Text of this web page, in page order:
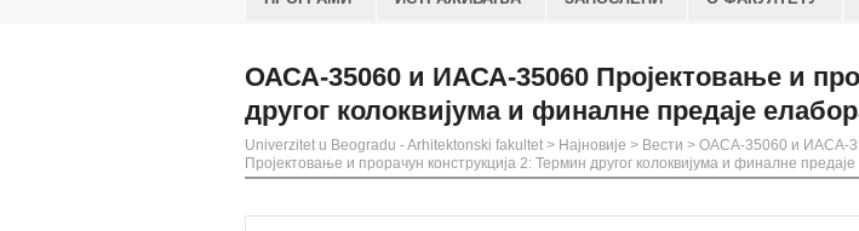
ОАСА-35060 и ИАСА-35060 Пројектовање и
другог колоквијума и финалне предаје
Univerzitet u Beogradu - Arhitektonski fakultet > Најновије > Вести > ОАСА-35060 и ИАСА-
Пројектовање и прорачун конструкција 2: Термин другог колоквијума и финалне